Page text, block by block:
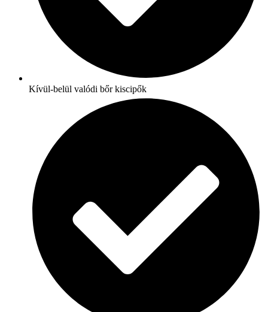
Kívül-belül valódi bőr kiscipők